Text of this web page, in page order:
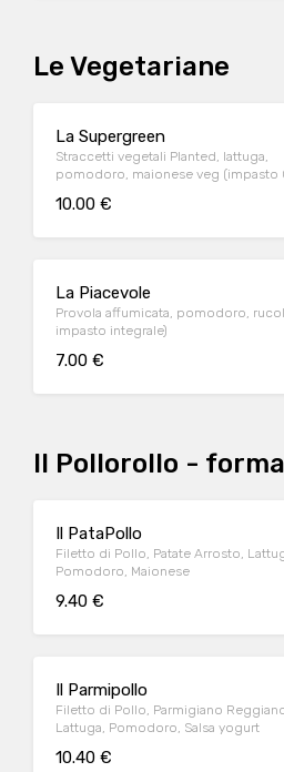
Le Vegetariane
La Supergreen
Straccetti vegetali Planted, lattuga,
pomodoro, maionese veg (impasto
10.00 €
La Piacevole
Provola affumicata, pomodoro,
impasto integrale)
7.00 €
Il Pollorollo -
Il PataPollo
Filetto di Pollo, Patate Arrosto,
Pomodoro, Maionese
9.40 €
Il Parmipollo
Filetto di Pollo, Parmigiano
Lattuga, Pomodoro, Salsa yogurt
10.40 €